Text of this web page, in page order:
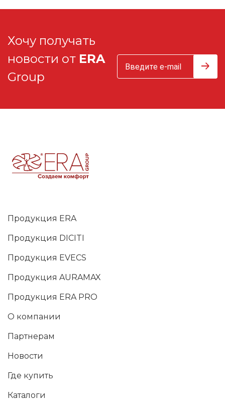
Хочу получать
новости от ERA
Group
Продукция ERA
Продукция DICITI
Продукция EVECS
Продукция AURAMAX
Продукция ERA PRO
О компании
Партнерам
Новости
Где купить
Каталоги